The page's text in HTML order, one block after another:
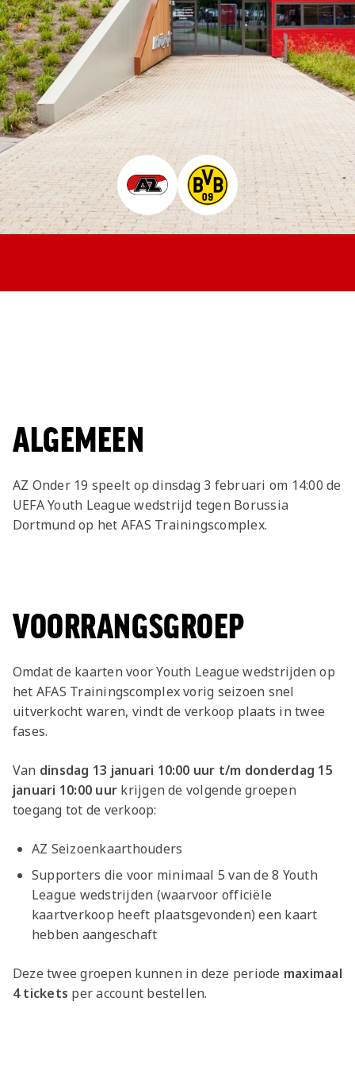
Jong AZ
Seizoenkaart
ALGEMEEN
AZ Onder 19 speelt op dinsdag 3 februari om 14:00 de
UEFA Youth League wedstrijd tegen Borussia
Dortmund op het AFAS Trainingscomplex.
VOORRANGSGROEP
Omdat de kaarten voor Youth League wedstrijden op
het AFAS Trainingscomplex vorig seizoen snel
uitverkocht waren, vindt de verkoop plaats in twee
fases.
Van dinsdag 13 januari 10:00 uur t/m donderdag 15
januari 10:00 uur krijgen de volgende groepen
toegang tot de verkoop:
AZ Seizoenkaarthouders
Supporters die voor minimaal 5 van de 8 Youth
League wedstrijden (waarvoor officiële
kaartverkoop heeft plaatsgevonden) een kaart
hebben aangeschaft
Deze twee groepen kunnen in deze periode maximaal
4 tickets per account bestellen.